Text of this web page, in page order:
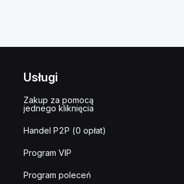
Usługi
Zakup za pomocą
jednego kliknięcia
Handel P2P (0 opłat)
Program VIP
Program poleceń